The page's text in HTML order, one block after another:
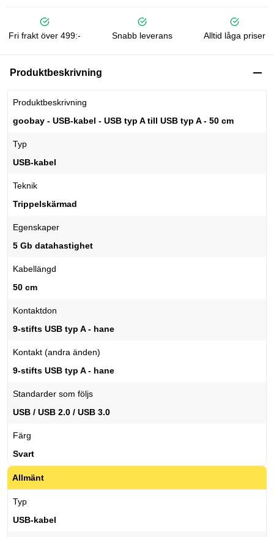
Fri frakt över 499:- Snabb leverans Alltid låga priser
Produktbeskrivning
Produktbeskrivning
goobay - USB-kabel - USB typ A till USB typ A - 50 cm
Typ
USB-kabel
Teknik
Trippelskärmad
Egenskaper
5 Gb datahastighet
Kabellängd
50 cm
Kontaktdon
9-stifts USB typ A - hane
Kontakt (andra änden)
9-stifts USB typ A - hane
Standarder som följs
USB / USB 2.0 / USB 3.0
Färg
Svart
Allmänt
Typ
USB-kabel